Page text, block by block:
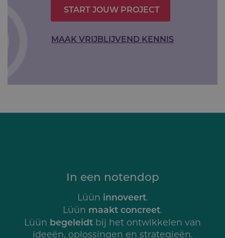
START JOUW PROJECT
MAAK VRIJBLIJVEND KENNIS
In een notendop
Lüün innoveert.
Lüün maakt concreet.
Lüün begeleidt bij het ontwikkelen van
ideeën, oplossingen en strategieën.